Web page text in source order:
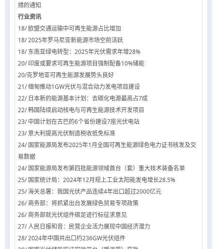
措的通知
行业资讯
18/ 欧盟交通运输中可再生能源占比增加
18/ 2025年罗马尼亚新能源市场空前活跃
18/ 东南亚绿电转型：2025年光伏需求年增28%
20/ 印度或要求可再生能源项目强制配备10%储能
20/克罗地亚可再生能源发展势头良好
21/ 缅甸推动1GW光伏与混合动力发电项目建设
22/ 日本新的能源基本计划：去碳化电源最高占7成
22/ 韩国陆续启动核电与可再生能源技术开发项目
23/ 中国计划在古巴的6个省份建设7座光伏电站
23/ 意大利提高光伏制造税收抵免标准
24/ 国家能源局发布2025年1月全国可再生能源绿色电力证书核发及交
易数据
24/ 国家能源局发布第四批能源领域首台（套）重大技术装备名单
25/ 国家统计局：2024年12月规上工业太阳能发电增长28.5%
25/ 海关总署：我国光伏产品连续4年出口超过2000亿元
26/ 商务部：将抓紧出台发展绿色贸易专项政策
26/ 商务部就光伏组件碳足迹行标征求意见
27/ 人民日报和音：民营企业活力展现中国经济潜力
28/ 2024年中国共出口约236GW光伏组件